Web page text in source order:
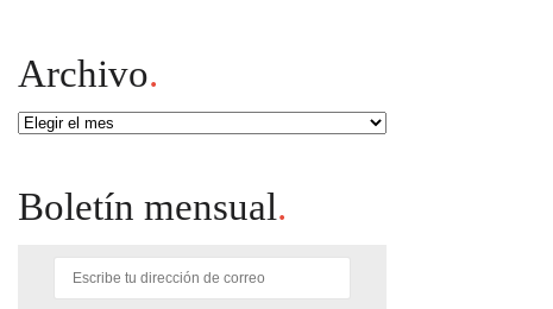
Archivo.
Archivo
Boletín mensual.